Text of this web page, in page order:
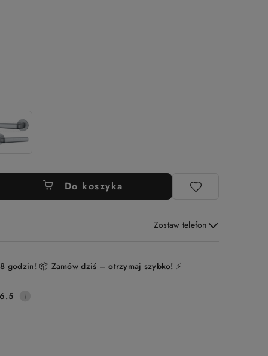
Do koszyka
Zostaw telefon
godzin! 📦 Zamów dziś – otrzymaj szybko! ⚡